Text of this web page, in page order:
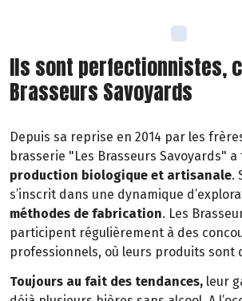
Ils sont perfectionnistes,
Brasseurs Savoyards
Depuis sa reprise en 2014 par les
brasserie "Les Brasseurs Savoyards" a
production biologique et artisanale.
s’inscrit dans une dynamique
méthodes de fabrication. Les
participent régulièrement à des
professionnels, où leurs produits sont
Toujours au fait des tendances, leur